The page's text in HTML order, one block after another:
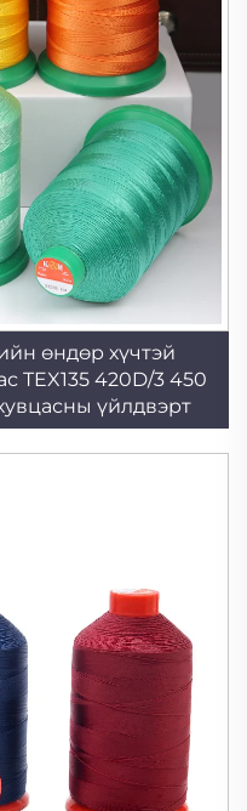
өндөр хүчтэй
TEX135 420D/3 450
үйлдвэрт